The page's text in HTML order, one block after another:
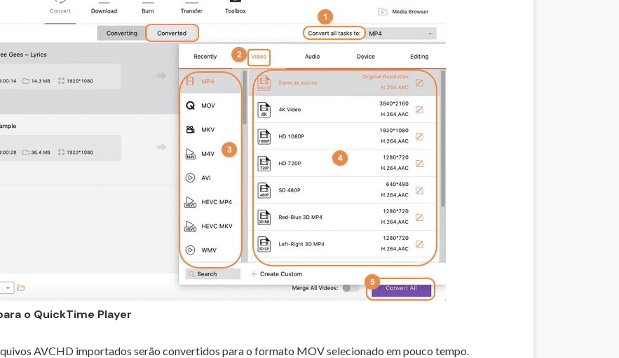
o QuickTime Player
AVCHD importados serão convertidos para o formato MOV selecionado em pouco tempo.